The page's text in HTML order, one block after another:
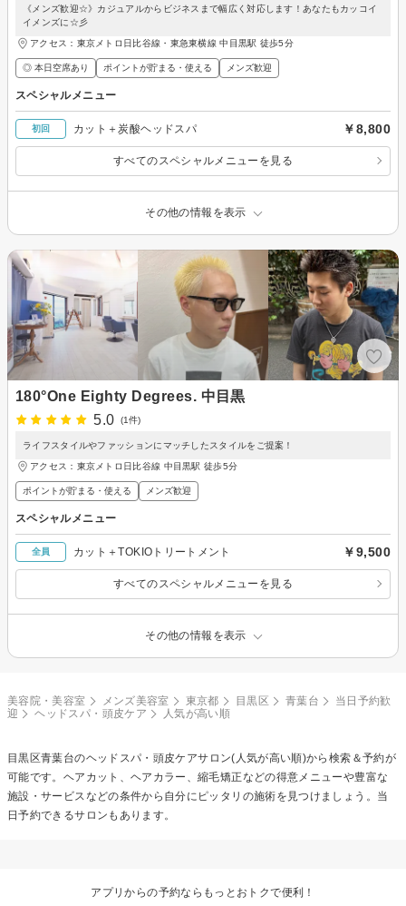
《メンズ歓迎☆》カジュアルからビジネスまで幅広く対応します！あなたもカッコイ
イメンズに☆彡
アクセス：東京メトロ日比谷線・東急東横線 中目黒駅 徒歩5分
◎ 本日空席あり ポイントが貯まる・使える メンズ歓迎
スペシャルメニュー
初回 カット＋炭酸ヘッドスパ ￥8,800
すべてのスペシャルメニューを見る
その他の情報を表示
180°One Eighty Degrees. 中目黒
5.0
(1件)
ライフスタイルやファッションにマッチしたスタイルをご提案！
アクセス：東京メトロ日比谷線 中目黒駅 徒歩5分
ポイントが貯まる・使える メンズ歓迎
スペシャルメニュー
全員 カット＋TOKIOトリートメント ￥9,500
すべてのスペシャルメニューを見る
その他の情報を表示
美容院・美容室 メンズ美容室 東京都 目黒区 青葉台
当日予約歓
迎
ヘッドスパ・頭皮ケア 人気が高い順
目黒区青葉台のヘッドスパ・頭皮ケアサロン(人気が高い順)から検索＆予約が
可能です。ヘアカット、ヘアカラー、縮毛矯正などの得意メニューや豊富な
施設・サービスなどの条件から自分にピッタリの施術を見つけましょう。当
日予約できるサロンもあります。
アプリからの予約ならもっとおトクで便利！